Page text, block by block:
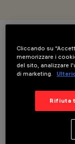
COLORE
DATI
ULTIMO
Cliccando su
memorizzare i
del sito, analizzare
di marketing.
Rifiuta